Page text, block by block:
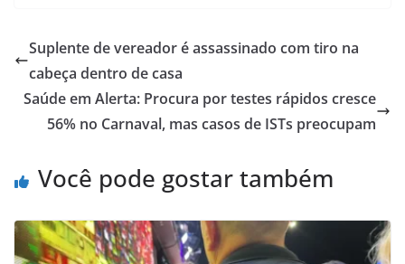
Suplente de vereador é assassinado com tiro na
cabeça dentro de casa
Saúde em Alerta: Procura por testes rápidos cresce
56% no Carnaval, mas casos de ISTs preocupam
Você pode gostar também